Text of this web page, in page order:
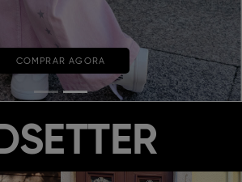
COMPRAR AGORA